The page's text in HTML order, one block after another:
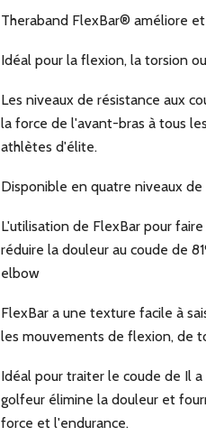
Theraband FlexBar® améliore
Idéal pour la flexion, la torsion
Les niveaux de résistance aux
la force de l'avant-bras à tous
athlètes d'élite.
Disponible en quatre niveaux
L'utilisation de FlexBar pour
réduire la douleur au coude de
elbow
FlexBar a une texture facile à
les mouvements de flexion, de
Idéal pour traiter le coude de Il
golfeur élimine la douleur et
force et l'endurance.